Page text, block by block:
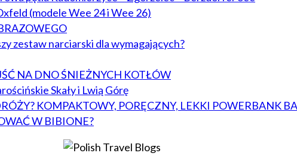
(modele Wee 24 i Wee 26)
zestaw narciarski dla wymagających?
NA DNO ŚNIEŻNYCH KOTŁÓW
Skały i Lwią Górę
KOMPAKTOWY, PORĘCZNY, LEKKI POWERBANK
W BIBIONE?